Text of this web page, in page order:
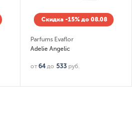
Скидка -15% до 08.08
Parfums Evaflor
Adelie Angelic
от64 до 533 руб.